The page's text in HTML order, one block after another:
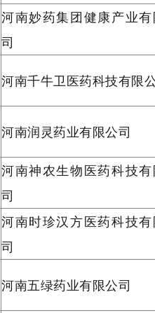
河南妙药集团健康产业有
司
河南千牛卫医药科技有限
河南润灵药业有限公司
河南神农生物医药科技有
司
河南时珍汉方医药科技有
司
河南五绿药业有限公司